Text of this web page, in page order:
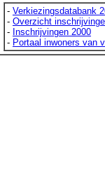
- Verkiezingsdatabank
- Overzicht
- Inschrijvingen 2000
- Portaal inwoners van